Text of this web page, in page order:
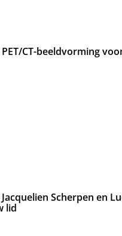
CT-beeldvorming
Scherpen en
lid